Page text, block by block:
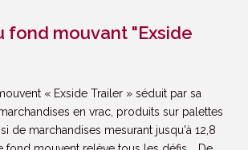
POSTULER
fond mouvant "Exside
« Exside Trailer » séduit par sa
en vrac, produits sur palettes
de marchandises mesurant jusqu'à 12,8